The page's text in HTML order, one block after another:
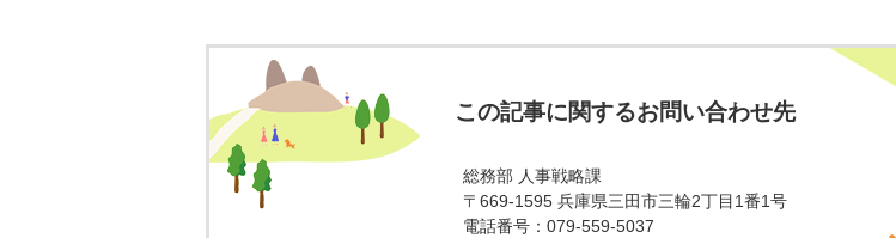
この記事に関するお問い合わせ先
総務部 人事戦略課
〒669-1595 兵庫県三田市三輪2丁目1番1号
電話番号：079-559-5037